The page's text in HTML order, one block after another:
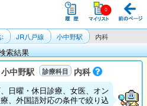
JR八戸線 小中野駅 内科
索結果
小中野駅 内科
日曜・休日診療、女医、オン
、外国語対応の条件で絞り込